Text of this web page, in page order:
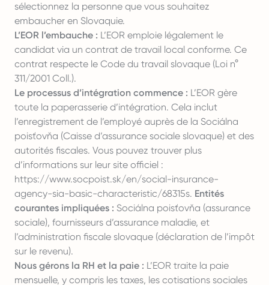
sélectionnez la personne que vous souhaitez
embaucher en Slovaquie.
L’EOR l’embauche : L’EOR emploie légalement le
candidat via un contrat de travail local conforme. Ce
contrat respecte le Code du travail slovaque (Loi n°
311/2001 Coll.).
Le processus d’intégration commence : L’EOR gère
toute la paperasserie d’intégration. Cela inclut
l’enregistrement de l’employé auprès de la Sociálna
poisťovňa (Caisse d’assurance sociale slovaque) et des
autorités fiscales. Vous pouvez trouver plus
d’informations sur leur site officiel :
https://www.socpoist.sk/en/social-insurance-
agency-sia-basic-characteristic/68315s. Entités
courantes impliquées : Sociálna poisťovňa (assurance
sociale), fournisseurs d’assurance maladie, et
l’administration fiscale slovaque (déclaration de l’impôt
sur le revenu).
Nous gérons la RH et la paie : L’EOR traite la paie
mensuelle, y compris les taxes, les cotisations sociales